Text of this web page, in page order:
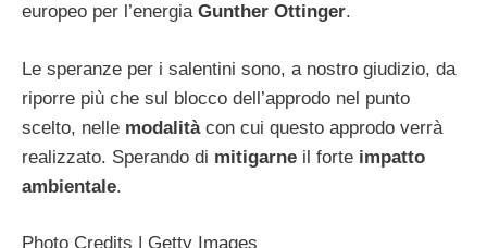
europeo per l’energia Gunther Ottinger.
Le speranze per i salentini sono, a nostro giudizio, da
riporre più che sul blocco dell’approdo nel punto
scelto, nelle modalitàcon cui questo approdo verrà
realizzato. Sperando di mitigarne il forte impatto
ambientale.
Photo Credits | Getty Images